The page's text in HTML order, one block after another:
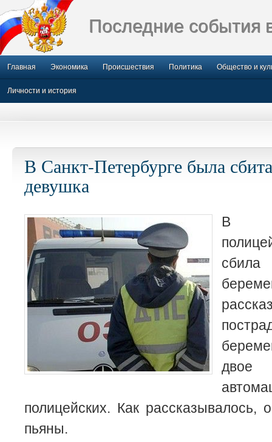
Последние события
Главная Экономика Происшествия Политика Общество и
Личности и история
В Санкт-Петербурге была
девушка
В
полицейских. Как рассказывалось,
пьяны.